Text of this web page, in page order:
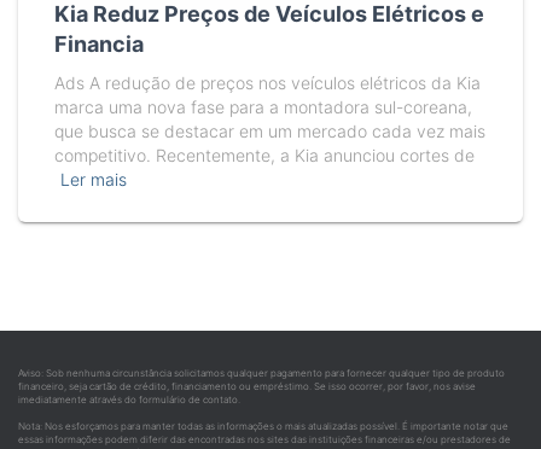
Kia Reduz Preços de Veículos Elétricos e
Financia
Ads A redução de preços nos veículos elétricos da Kia
marca uma nova fase para a montadora sul-coreana,
que busca se destacar em um mercado cada vez mais
competitivo. Recentemente, a Kia anunciou cortes de
Ler mais
Aviso: Sob nenhuma circunstância solicitamos qualquer pagamento para fornecer qualquer tipo de produto
financeiro, seja cartão de crédito, financiamento ou empréstimo. Se isso ocorrer, por favor, nos avise
imediatamente através do formulário de contato.
Nota: Nos esforçamos para manter todas as informações o mais atualizadas possível. É importante notar que
essas informações podem diferir das encontradas nos sites das instituições financeiras e/ou prestadores de